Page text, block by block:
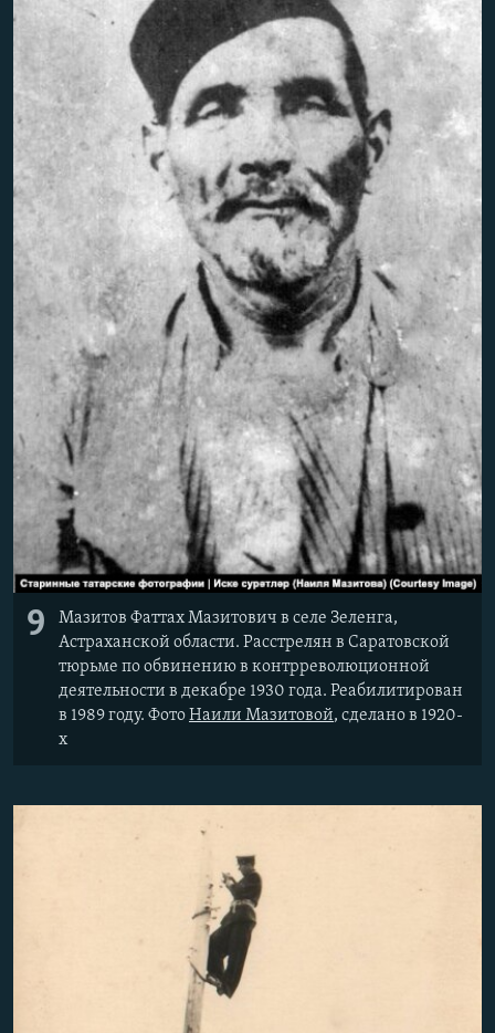
9
Мазитов Фаттах Мазитович в селе Зеленга,
Астраханской области. Расстрелян в Саратовской
тюрьме по обвинению в контрреволюционной
деятельности в декабре 1930 года. Реабилитирован
в 1989 году. ФотоНаили Мазитовой, сделано в 1920-
х